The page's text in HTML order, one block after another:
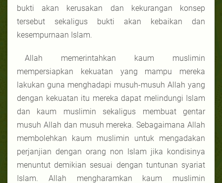
bukti akan kerusakan dan kekurangan konsep
tersebut sekaligus bukti akan kebaikan dan
kesempurnaan Islam.
Allah memerintahkan kaum muslimin
mempersiapkan kekuatan yang mampu mereka
lakukan guna menghadapi musuh-musuh Allah yang
dengan kekuatan itu mereka dapat melindungi Islam
dan kaum muslimin sekaligus membuat gentar
musuh Allah dan musuh mereka. Sebagaimana Allah
membolehkan kaum muslimin untuk mengadakan
perjanjian dengan orang non Islam jika kondisinya
menuntut demikian sesuai dengan tuntunan syariat
Islam. Allah mengharamkan kaum muslimin